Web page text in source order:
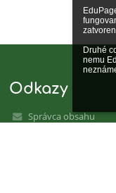
Druhé
nemu
Odkazy
Správca obsahu